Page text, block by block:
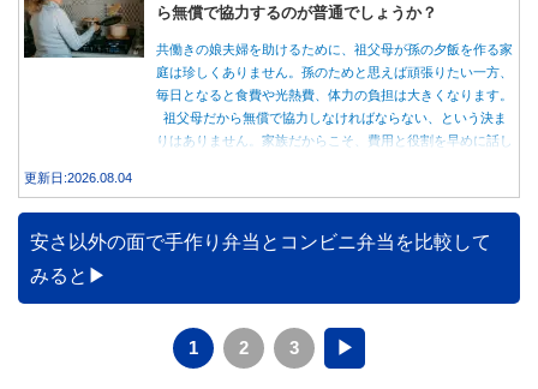
ら無償で協力するのが普通でしょうか？
共働きの娘夫婦を助けるために、祖父母が孫の夕飯を作る家
庭は珍しくありません。孫のためと思えば頑張りたい一方、
毎日となると食費や光熱費、体力の負担は大きくなります。
祖父母だから無償で協力しなければならない、という決ま
りはありません。家族だからこそ、費用と役割を早めに話し
更新日:2026.08.04
安さ以外の面で手作り弁当とコンビニ弁当を比較して
みると
1 2 3 ▶